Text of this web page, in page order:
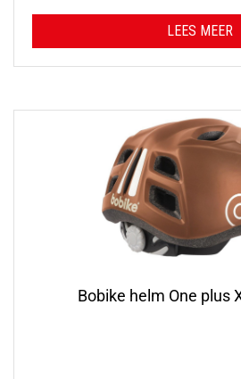
LEES MEER
Bobike helm One plus